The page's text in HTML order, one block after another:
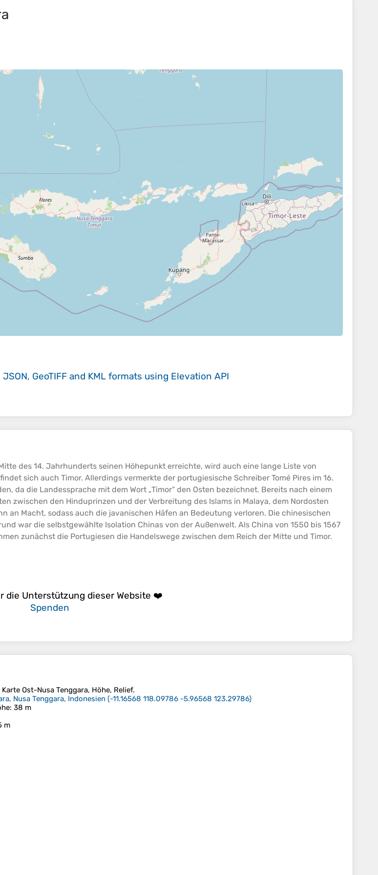
GeoTIFF and KML formats using Elevation API
des 14. Jahrhunderts seinen Höhepunkt erreichte, wird auch eine lange Liste von
sich auch Timor. Allerdings vermerkte der portugiesische Schreiber Tomé Pires im 16.
da die Landessprache mit dem Wort „Timor“ den Osten bezeichnet. Bereits nach einem
zwischen den Hinduprinzen und der Verbreitung des Islams in Malaya, dem Nordosten
an Macht, sodass auch die javanischen Häfen an Bedeutung verloren. Die chinesischen
war die selbstgewählte Isolation Chinas von der Außenwelt. Als China von 1550 bis 1567
zunächst die Portugiesen die Handelswege zwischen dem Reich der Mitte und Timor.
die Unterstützung dieser Website ❤️
Spenden
Karte Ost-Nusa Tenggara, Höhe, Relief.
Nusa Tenggara, Indonesien (-11.16568 118.09786 -5.96568 123.29786)
: 38 m
m